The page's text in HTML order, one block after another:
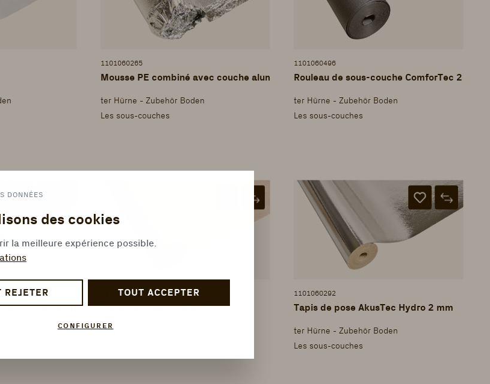
1101060265
Mousse PE combiné avec couche aluminium 2mm
ter Hürne - Zubehör Boden
Les sous-couches
1101060496
Rouleau de sous-couche ComforTec 2mm
ter Hürne - Zubehör Boden
Les sous-couches
ComforTec Hydro 2mm
1101060291
Tapis de pose AkusTec 2 mm
ter Hürne - Zubehör Boden
1101060292
Tapis de pose AkusTec Hydro 2 mm
ter Hürne - Zubehör Boden
Les sous-couches
DONNÉES
des cookies
la meilleure expérience possible.
REJETER TOUT ACCEPTER
CONFIGURER